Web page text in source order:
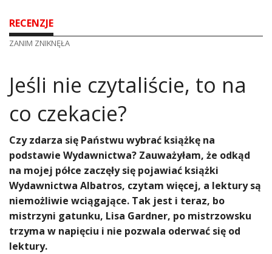
RECENZJE
ZANIM ZNIKNĘŁA
Jeśli nie czytaliście, to na
co czekacie?
​Czy zdarza się Państwu wybrać książkę na
podstawie Wydawnictwa? Zauważyłam, że odkąd
na mojej półce zaczęły się pojawiać książki
Wydawnictwa Albatros, czytam więcej, a lektury są
niemożliwie wciągające. Tak jest i teraz, bo
mistrzyni gatunku, Lisa Gardner, po mistrzowsku
trzyma w napięciu i nie pozwala oderwać się od
lektury.